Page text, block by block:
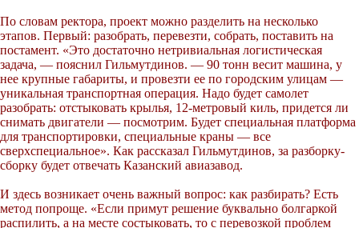
По словам ректора, проект можно разделить на несколько
этапов. Первый: разобрать, перевезти, собрать, поставить на
постамент. «Это достаточно нетривиальная логистическая
задача, — пояснил Гильмутдинов. — 90 тонн весит машина, у
нее крупные габариты, и провезти ее по городским улицам —
уникальная транспортная операция. Надо будет самолет
разобрать: отстыковать крылья, 12-метровый киль, придется ли
снимать двигатели — посмотрим. Будет специальная платформа
для транспортировки, специальные краны — все
сверхспециальное». Как рассказал Гильмутдинов, за разборку-
сборку будет отвечать Казанский авиазавод.
И здесь возникает очень важный вопрос: как разбирать? Есть
метод попроще. «Если примут решение буквально болгаркой
распилить, а на месте состыковать, то с перевозкой проблем